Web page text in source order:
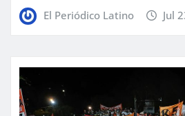
El Periódico Latino Jul